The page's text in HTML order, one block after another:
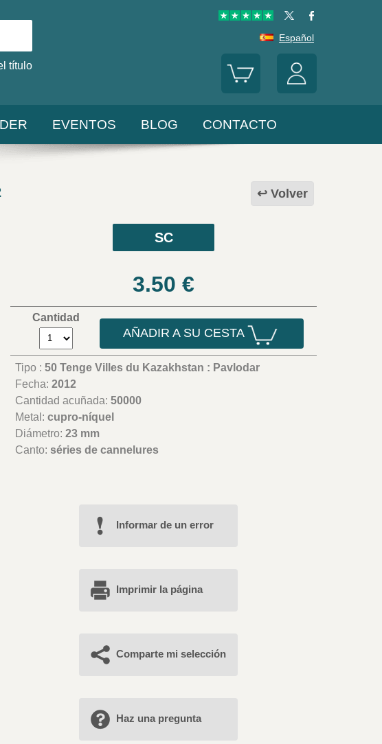
título
Español
EVENTOS BLOG CONTACTO
Volver
SC
3.50 €
Cantidad
AÑADIR A SU CESTA
Tipo :50 Tenge Villes du Kazakhstan : Pavlodar
Fecha:2012
Cantidad acuñada:50000
Metal:cupro-níquel
Diámetro:23 mm
Canto:séries de cannelures
Informar de un error
Imprimir la página
Comparte mi selección
Haz una pregunta